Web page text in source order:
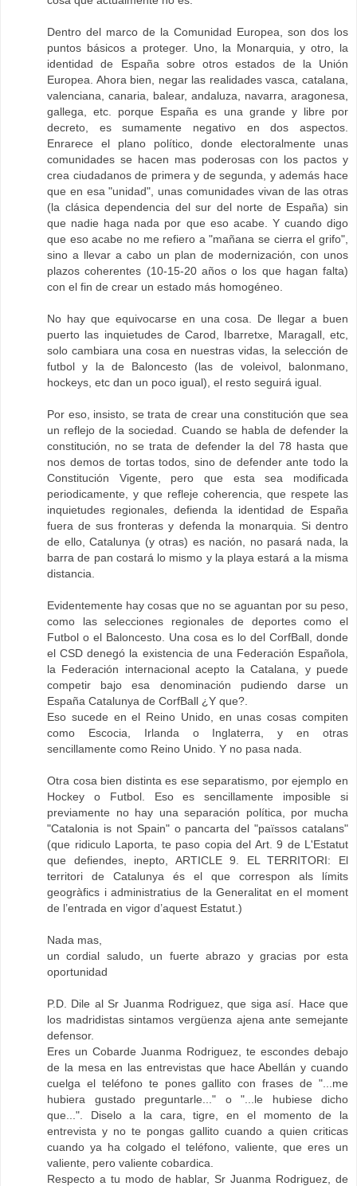
Dentro del marco de la Comunidad Europea, son dos los
puntos básicos a proteger. Uno, la Monarquia, y otro, la
identidad de España sobre otros estados de la Unión
Europea. Ahora bien, negar las realidades vasca, catalana,
valenciana, canaria, balear, andaluza, navarra, aragonesa,
gallega, etc. porque España es una grande y libre por
decreto, es sumamente negativo en dos aspectos.
Enrarece el plano político, donde electoralmente unas
comunidades se hacen mas poderosas con los pactos y
crea ciudadanos de primera y de segunda, y además hace
que en esa "unidad", unas comunidades vivan de las otras
(la clásica dependencia del sur del norte de España) sin
que nadie haga nada por que eso acabe. Y cuando digo
que eso acabe no me refiero a "mañana se cierra el grifo",
sino a llevar a cabo un plan de modernización, con unos
plazos coherentes (10-15-20 años o los que hagan falta)
con el fin de crear un estado más homogéneo.
No hay que equivocarse en una cosa. De llegar a buen
puerto las inquietudes de Carod, Ibarretxe, Maragall, etc,
solo cambiara una cosa en nuestras vidas, la selección de
futbol y la de Baloncesto (las de voleivol, balonmano,
hockeys, etc dan un poco igual), el resto seguirá igual.
Por eso, insisto, se trata de crear una constitución que sea
un reflejo de la sociedad. Cuando se habla de defender la
constitución, no se trata de defender la del 78 hasta que
nos demos de tortas todos, sino de defender ante todo la
Constitución Vigente, pero que esta sea modificada
periodicamente, y que refleje coherencia, que respete las
inquietudes regionales, defienda la identidad de España
fuera de sus fronteras y defenda la monarquia. Si dentro
de ello, Catalunya (y otras) es nación, no pasará nada, la
barra de pan costará lo mismo y la playa estará a la misma
distancia.
Evidentemente hay cosas que no se aguantan por su peso,
como las selecciones regionales de deportes como el
Futbol o el Baloncesto. Una cosa es lo del CorfBall, donde
el CSD denegó la existencia de una Federación Española,
la Federación internacional acepto la Catalana, y puede
competir bajo esa denominación pudiendo darse un
España Catalunya de CorfBall ¿Y que?.
Eso sucede en el Reino Unido, en unas cosas compiten
como Escocia, Irlanda o Inglaterra, y en otras
sencillamente como Reino Unido. Y no pasa nada.
Otra cosa bien distinta es ese separatismo, por ejemplo en
Hockey o Futbol. Eso es sencillamente imposible si
previamente no hay una separación política, por mucha
"Catalonia is not Spain" o pancarta del "païssos catalans"
(que ridiculo Laporta, te paso copia del Art. 9 de L'Estatut
que defiendes, inepto, ARTICLE 9. EL TERRITORI: El
territori de Catalunya és el que correspon als límits
geogràfics i administratius de la Generalitat en el moment
de l’entrada en vigor d’aquest Estatut.)
Nada mas,
un cordial saludo, un fuerte abrazo y gracias por esta
oportunidad
P.D. Dile al Sr Juanma Rodriguez, que siga así. Hace que
los madridistas sintamos vergüenza ajena ante semejante
defensor.
Eres un Cobarde Juanma Rodriguez, te escondes debajo
de la mesa en las entrevistas que hace Abellán y cuando
cuelga el teléfono te pones gallito con frases de "...me
hubiera gustado preguntarle..." o "...le hubiese dicho
que...". Diselo a la cara, tigre, en el momento de la
entrevista y no te pongas gallito cuando a quien criticas
cuando ya ha colgado el teléfono, valiente, que eres un
valiente, pero valiente cobardica.
Respecto a tu modo de hablar, Sr Juanma Rodriguez, de